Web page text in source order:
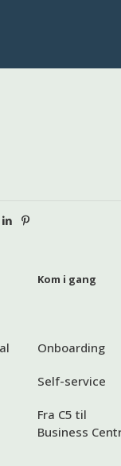
Kom i gang
Onboarding
Self-service
Fra C5 til
Business